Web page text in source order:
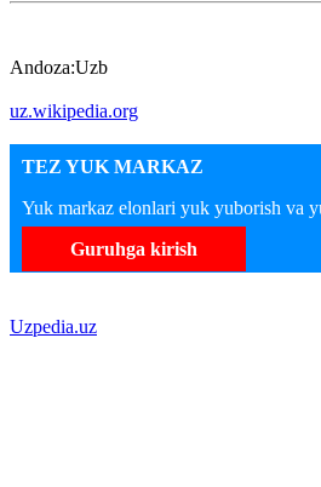
Andoza:Uzb
uz.wikipedia.org
TEZ YUK MARKAZ
Yuk markaz elonlari yuk yuborish va
Guruhga kirish
Uzpedia.uz